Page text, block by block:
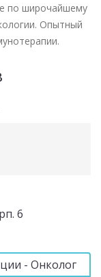
по широчайшему
Опытный
6
- Онколог